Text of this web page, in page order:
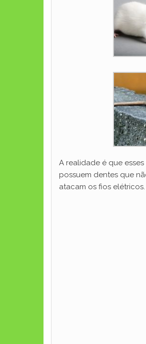
A realidade é que
possuem dentes que
atacam os fios elétricos.